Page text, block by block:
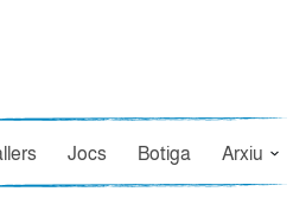
Jocs Botiga Arxiu